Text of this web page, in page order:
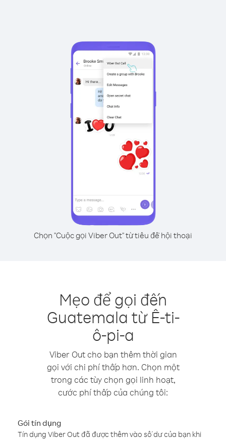
Chọn "Cuộc gọi Viber Out" từ tiêu đề hội thoại
Mẹo để gọi đến
Guatemala từ Ê-ti-
ô-pi-a
Viber Out cho bạn thêm thời gian
gọi với chi phí thấp hơn. Chọn một
trong các tùy chọn gọi linh hoạt,
cước phí thấp của chúng tôi:
Gói tín dụng
Tín dụng Viber Out đã được thêm vào số dư của bạn khi